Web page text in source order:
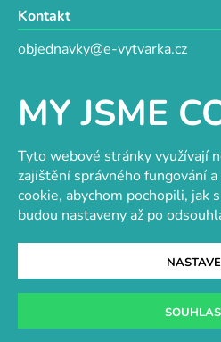
MY JSME
Tyto webové stránky využívají
zajištění správného fungování
cookie, abychom pochopili, jak
budou nastaveny až po
Kontakt
objednavky@e-vytvarka.cz
Facebook
Velkoobchod s korálky a
Vytvořil
Copyright 2026e-